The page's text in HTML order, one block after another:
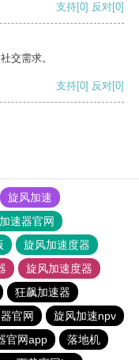
支持[0] 反对[0]
交需求。
支持[0] 反对[0]
旋风加速
速器官网
旋风加速度器
旋风加速度器
狂飙加速器
官网
旋风加速npv
官网app
落地机